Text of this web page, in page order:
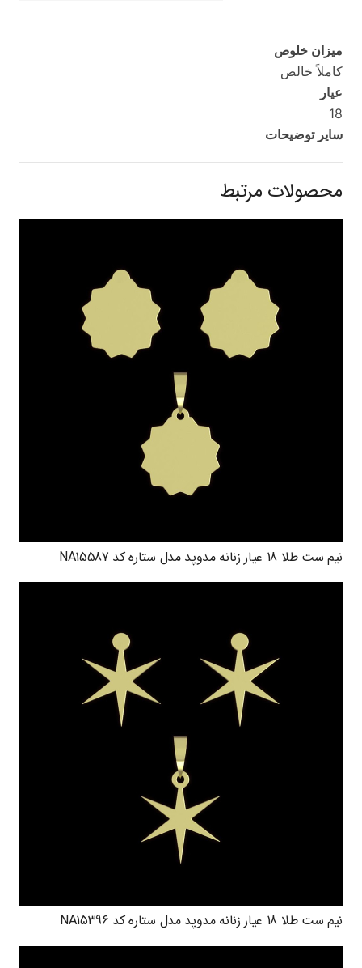
میزان خلوص
کاملاً خالص
عیار
18
سایر توضیحات
محصولات مرتبط
نیم ست طلا 18 عیار زنانه مدوپد مدل ستاره کد NA15587
نیم ست طلا 18 عیار زنانه مدوپد مدل ستاره کد NA15396